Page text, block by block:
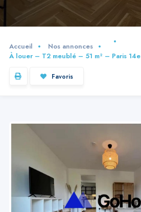
Accueil
Nos annonces
À louer – T2 meublé – 51 m² – Paris 14e
Favoris